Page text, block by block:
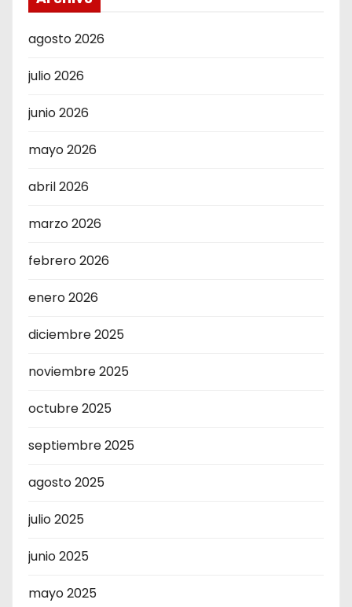
agosto 2026
julio 2026
junio 2026
mayo 2026
abril 2026
marzo 2026
febrero 2026
enero 2026
diciembre 2025
noviembre 2025
octubre 2025
septiembre 2025
agosto 2025
julio 2025
junio 2025
mayo 2025